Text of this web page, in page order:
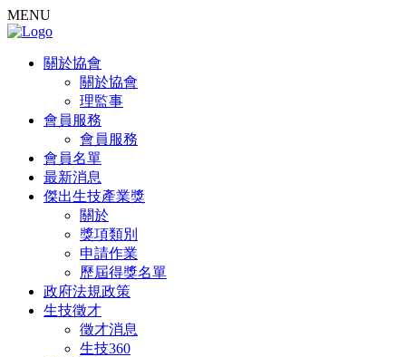
MENU
關於協會
關於協會
理監事
會員服務
會員服務
會員名單
最新消息
傑出生技產業獎
關於
獎項類別
申請作業
歷屆得獎名單
政府法規政策
生技徵才
徵才消息
生技360